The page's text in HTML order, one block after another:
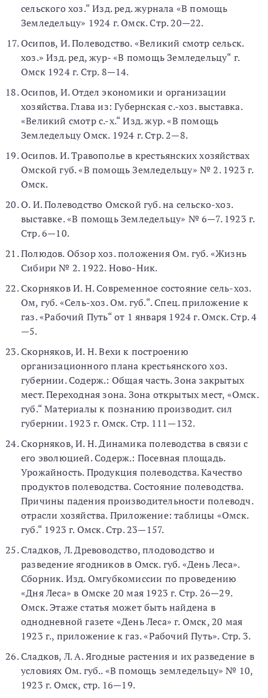
сельского хоз.“ Изд. ред. журнала «В помощь
Земледельцу» 1924 г. Омск. Стр. 20—22.
Осипов, И. Полеводство. «Великий смотр сельск.
хоз.» Изд. ред, жур- «В помощь Земледельцу“ г.
Омск 1924 г. Стр. 8—14.
Осипов, И. Отдел экономики и организации
хозяйства. Глава из: Губернская с.-хоз. выставка.
«Великий смотр с.-х.“ Изд. жур. «В помощь
Земледельцу Омск. 1924 г. Стр. 2—8.
Осипов. И. Травополье в крестьянских хозяйствах
Омской губ. «В помощь Земледельцу» № 2. 1923 г.
Омск.
О. И. Полеводство Омской губ. на сельско-хоз.
выставке. «В помощь Земледельцу» № 6—7. 1923 г.
Стр. 6—10.
Полюдов. Обзор хоз. положения Ом. губ. «Жизнь
Сибири № 2. 1922. Ново-Ник.
Скорняков И. Н. Современное состояние сель-хоз.
Ом, губ. «Сель-хоз. Ом. губ.“. Спец. приложение к
газ. «Рабочий Путь“ от 1 января 1924 г. Омск. Стр. 4
—5.
Скорняков, И. Н. Вехи к построению
организационного плана крестьянского хоз.
губернии. Содерж.: Общая часть. Зона закрытых
мест. Переходная зона. Зона открытых мест, «Омск.
губ.“ Материалы к познанию производит. сил
губернии. 1923 г. Омск. Стр. 111—132.
Скорняков, И. Н. Динамика полеводства в связи с
его эволюцией. Содерж.: Посевная площадь.
Урожайность. Продукция полеводства. Качество
продуктов полеводства. Состояние полеводства.
Причины падения производительности полеводч.
отрасли хозяйства. Приложение: таблицы «Омск.
губ.“ 1923 г. Омск. Стр. 23—157.
Сладков, Л. Древоводство, плодоводство и
разведение ягодников в Омск. губ. «День Леса».
Сборник. Изд. Омгубкомиссии по проведению
«Дня Леса» в Омске 20 мая 1923 г. Стр. 26—29.
Омск. Этаже статья может быть найдена в
однодневной газете «День Леса» г. Омск, 20 мая
1923 г., приложение к газ. «Рабочий Путь». Стр. 3.
Сладков, Л. А. Ягодные растения и их разведение в
условиях Ом. губ.. «В помощь земледельцу» № 10,
1923 г. Омск, стр. 16—19.